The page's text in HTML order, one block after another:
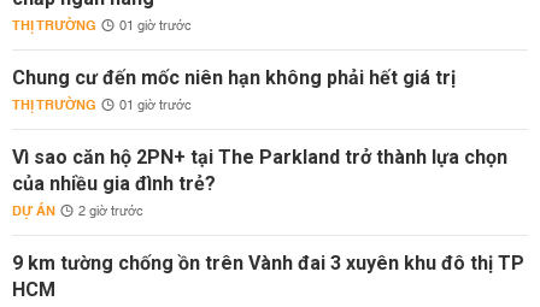
THỊ TRƯỜNG 01 giờ trước
Chung cư đến mốc niên hạn không phải hết giá trị
THỊ TRƯỜNG 01 giờ trước
Vì sao căn hộ 2PN+ tại The Parkland trở thành lựa chọn
của nhiều gia đình trẻ?
DỰ ÁN 2 giờ trước
9 km tường chống ồn trên Vành đai 3 xuyên khu đô thị TP
HCM